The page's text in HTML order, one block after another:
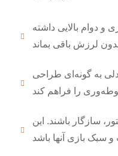
و دوام بالایی داشته
به گونه‌ای طراحی
سازگار باشند. این